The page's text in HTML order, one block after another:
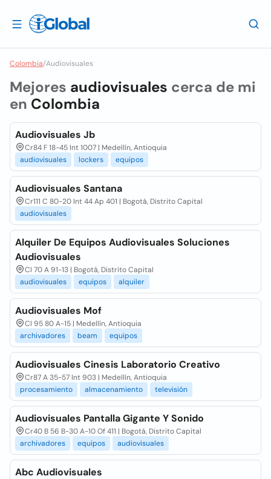
Colombia/Audiovisuales
Mejores audiovisuales cerca de mi
en Colombia
Audiovisuales Jb
Cr84 F 18-45 Int 1007 | Medellín, Antioquia
audiovisuales
lockers equipos
Audiovisuales Santana
Cr111 C 80-20 Int 44 Ap 401 | Bogotá, Distrito Capital
audiovisuales
Alquiler De Equipos Audiovisuales Soluciones
Audiovisuales
Cl 70 A 91-13 | Bogotá, Distrito Capital
audiovisuales
equipos alquiler
Audiovisuales Mof
Cl 95 80 A-15 | Medellín, Antioquia
archivadores
beam equipos
Audiovisuales Cinesis Laboratorio Creativo
Cr87 A 35-57 Int 903 | Medellín, Antioquia
procesamiento
almacenamiento televisión
Audiovisuales Pantalla Gigante Y Sonido
Cr40 B 56 B-30 A-10 Of 411 | Bogotá, Distrito Capital
archivadores
equipos audiovisuales
Abc Audiovisuales